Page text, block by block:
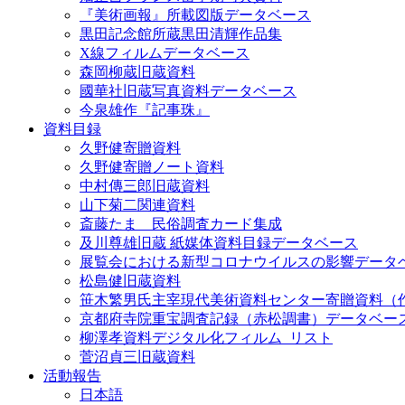
『美術画報』所載図版データベース
黒田記念館所蔵黒田清輝作品集
X線フィルムデータベース
森岡柳蔵旧蔵資料
國華社旧蔵写真資料データベース
今泉雄作『記事珠』
資料目録
久野健寄贈資料
久野健寄贈ノート資料
中村傳三郎旧蔵資料
山下菊二関連資料
斎藤たま 民俗調査カード集成
及川尊雄旧蔵 紙媒体資料目録データベース
展覧会における新型コロナウイルスの影響データ
松島健旧蔵資料
笹木繁男氏主宰現代美術資料センター寄贈資料（
京都府寺院重宝調査記録（赤松調書）データベー
柳澤孝資料デジタル化フィルム_リスト
菅沼貞三旧蔵資料
活動報告
日本語